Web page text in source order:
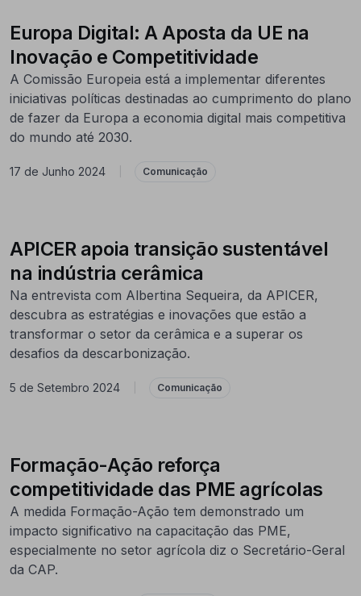
Europa Digital: A Aposta da UE na
Inovação e Competitividade
A Comissão Europeia está a implementar diferentes
iniciativas políticas destinadas ao cumprimento do plano
de fazer da Europa a economia digital mais competitiva
do mundo até 2030.
17 de Junho 2024 Comunicação
APICER apoia transição sustentável
na indústria cerâmica
Na entrevista com Albertina Sequeira, da APICER,
descubra as estratégias e inovações que estão a
transformar o setor da cerâmica e a superar os
desafios da descarbonização.
5 de Setembro 2024 Comunicação
Formação-Ação reforça
competitividade das PME agrícolas
A medida Formação-Ação tem demonstrado um
impacto significativo na capacitação das PME,
especialmente no setor agrícola diz o Secretário-Geral
da CAP.